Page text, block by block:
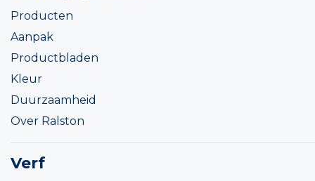
Producten
Aanpak
Productbladen
Kleur
Duurzaamheid
Over Ralston
Verf